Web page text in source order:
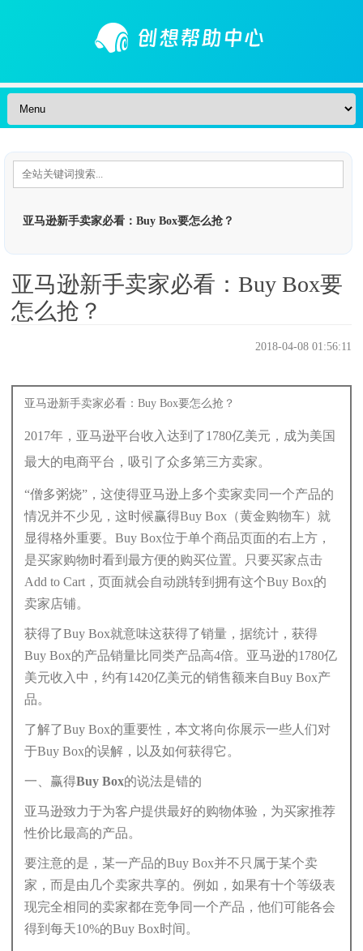
Skip to content
亚马逊新手卖家必看：Buy Box要怎么抢？
亚马逊新手卖家必看：Buy Box要
怎么抢？
2018-04-08 01:56:11
亚马逊新手卖家必看：Buy Box要怎么抢？
2017年，亚马逊平台收入达到了1780亿美元，成为美国
最大的电商平台，吸引了众多第三方卖家。
“僧多粥烧”，这使得亚马逊上多个卖家卖同一个产品的
情况并不少见，这时候赢得Buy Box（黄金购物车）就
显得格外重要。Buy Box位于单个商品页面的右上方，
是买家购物时看到最方便的购买位置。只要买家点击
Add to Cart，页面就会自动跳转到拥有这个Buy Box的
卖家店铺。
获得了Buy Box就意味这获得了销量，据统计，获得
Buy Box的产品销量比同类产品高4倍。亚马逊的1780亿
美元收入中，约有1420亿美元的销售额来自Buy Box产
品。
了解了Buy Box的重要性，本文将向你展示一些人们对
于Buy Box的误解，以及如何获得它。
一、赢得Buy Box的说法是错的
亚马逊致力于为客户提供最好的购物体验，为买家推荐
性价比最高的产品。
要注意的是，某一产品的Buy Box并不只属于某个卖
家，而是由几个卖家共享的。例如，如果有十个等级表
现完全相同的卖家都在竞争同一个产品，他们可能各会
得到每天10%的Buy Box时间。